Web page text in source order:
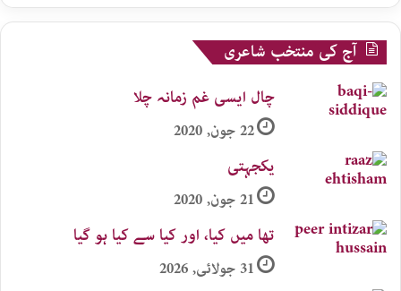
آج کی منتخب شاعری
چال ایسی غم زمانہ چلا
22 جون, 2020
یکجہتی
21 جون, 2020
تھا میں کیا، اور کیا سے کیا ہو گیا
31 جولائی, 2026